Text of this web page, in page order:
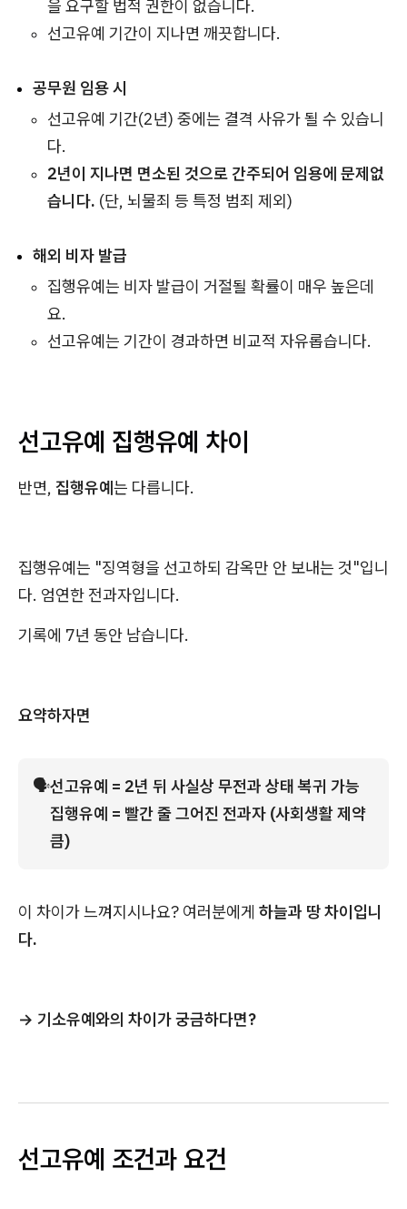
을 요구할 법적 권한이 없습니다.
선고유예 기간이 지나면 깨끗합니다.
공무원 임용 시
선고유예 기간(2년) 중에는 결격 사유가 될 수 있습니
다.
2년이 지나면 면소된 것으로 간주되어 임용에 문제없
습니다. (단, 뇌물죄 등 특정 범죄 제외)
해외 비자 발급
집행유예는 비자 발급이 거절될 확률이 매우 높은데
요.
선고유예는 기간이 경과하면 비교적 자유롭습니다.
선고유예 집행유예 차이
반면, 집행유예는 다릅니다.
집행유예는 "징역형을 선고하되 감옥만 안 보내는 것"입니
다. 엄연한 전과자입니다.
기록에 7년 동안 남습니다.
요약하자면
🗣선고유예 = 2년 뒤 사실상 무전과 상태 복귀 가능
집행유예 = 빨간 줄 그어진 전과자 (사회생활 제약
큼)
이 차이가 느껴지시나요? 여러분에게 하늘과 땅 차이입니
다.
→ 기소유예와의 차이가 궁금하다면?
선고유예 조건과 요건